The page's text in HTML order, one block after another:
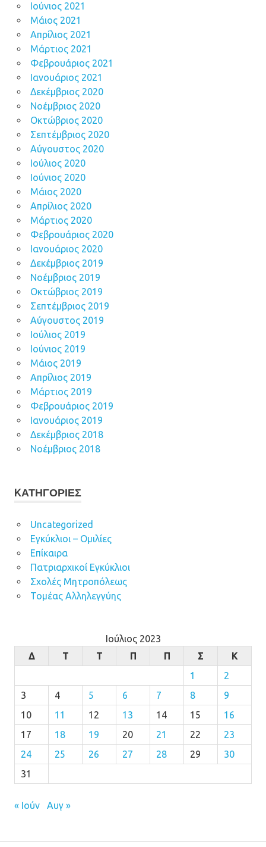
Ιούνιος 2021
Μάιος 2021
Απρίλιος 2021
Μάρτιος 2021
Φεβρουάριος 2021
Ιανουάριος 2021
Δεκέμβριος 2020
Νοέμβριος 2020
Οκτώβριος 2020
Σεπτέμβριος 2020
Αύγουστος 2020
Ιούλιος 2020
Ιούνιος 2020
Μάιος 2020
Απρίλιος 2020
Μάρτιος 2020
Φεβρουάριος 2020
Ιανουάριος 2020
Δεκέμβριος 2019
Νοέμβριος 2019
Οκτώβριος 2019
Σεπτέμβριος 2019
Αύγουστος 2019
Ιούλιος 2019
Ιούνιος 2019
Μάιος 2019
Απρίλιος 2019
Μάρτιος 2019
Φεβρουάριος 2019
Ιανουάριος 2019
Δεκέμβριος 2018
Νοέμβριος 2018
KΑΤΗΓΟΡΊΕΣ
Uncategorized
Εγκύκλιοι – Ομιλίες
Επίκαιρα
Πατριαρχικοί Εγκύκλιοι
Σχολές Μητροπόλεως
Τομέας Αλληλεγγύης
Ιούλιος 2023
Δ
Τ Τ Π Π Σ
Κ
1
2
3
4 5 6 7 8
9
10
11 12 13 14 15
16
17
18 19 20 21 22
23
24
25 26 27 28 29
30
31
« Ιούν Αυγ »